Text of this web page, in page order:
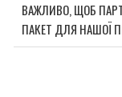
ВАЖЛИВО, ЩОБ
ПАКЕТ ДЛЯ НАШОЇ